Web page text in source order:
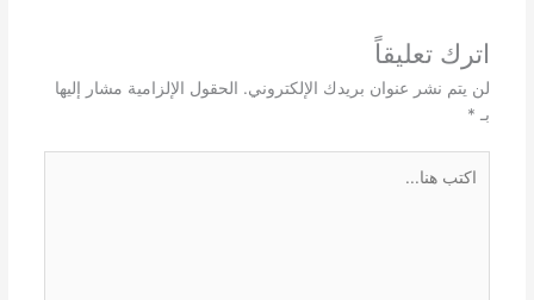
اترك تعليقاً
لن يتم نشر عنوان بريدك الإلكتروني. الحقول الإلزامية مشار إليها
بـ *
هنا...